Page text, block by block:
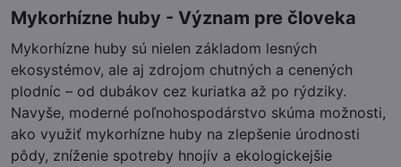
Mykorhízne huby - Význam pre človeka
Mykorhízne huby sú nielen základom lesných
ekosystémov, ale aj zdrojom chutných a cenených
plodníc – od dubákov cez kuriatka až po rýdziky.
Navyše, moderné poľnohospodárstvo skúma možnosti,
ako využiť mykorhízne huby na zlepšenie úrodnosti
pôdy, zníženie spotreby hnojív a ekologickejšie